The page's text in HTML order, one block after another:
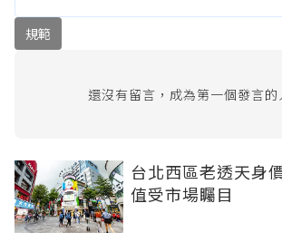
規範
還沒有留言，成為第一個發言的
台北西區老透天身
值受市場矚目